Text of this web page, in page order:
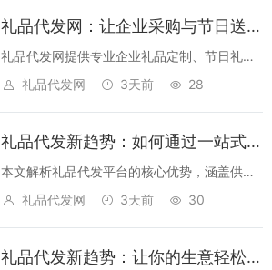
礼品代发网：让企业采购与节日送礼更高效的一站式解决方案
礼品代发网提供专业企业礼品定制、节日礼品
代发服务，支持一件代发，满足个人与商家多
礼品代发网 3天前 28
礼品代发新趋势：如何通过一站式服务提升企业营销效率？
本文解析礼品代发平台的核心优势，涵盖供应
链整合、定制化服务、物流优化等，为企业提
礼品代发网 3天前 30
礼品代发新趋势：让你的生意轻松拓展的高效解决方案